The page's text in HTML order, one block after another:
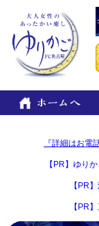
『詳細はお電
【PR】ゆり
【PR
【PR